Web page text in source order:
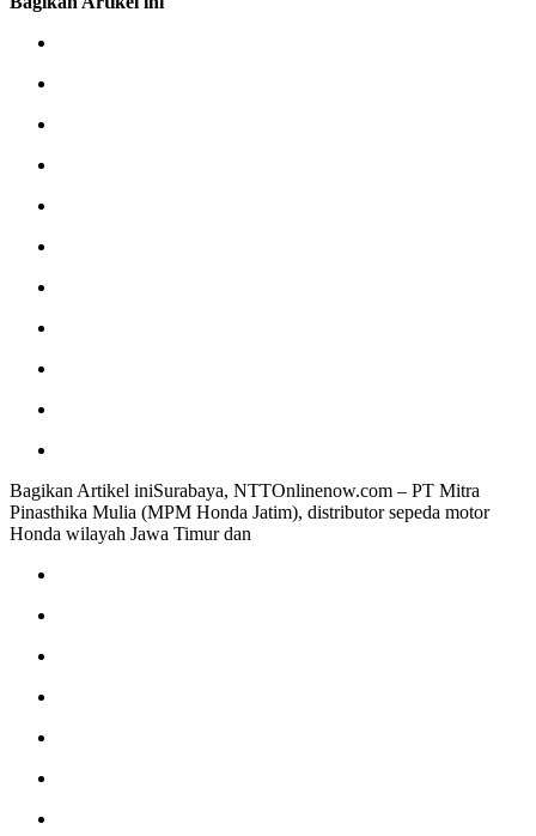
Bagikan Artikel iniSurabaya, NTTOnlinenow.com – PT Mitra
Pinasthika Mulia (MPM Honda Jatim), distributor sepeda motor
Honda wilayah Jawa Timur dan